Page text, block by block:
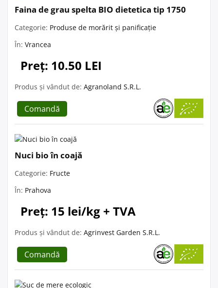
Faina de grau spelta BIO dietetica tip 1750
Categorie: Produse de morărit și panificație
În: Vrancea
Preț: 10.50 LEI
Produs și vândut de: Agranoland S.R.L.
Comandă
Nuci bio în coajă
Categorie: Fructe
În: Prahova
Preț: 15 lei/kg + TVA
Produs și vândut de: Agrinvest Garden S.R.L.
Comandă